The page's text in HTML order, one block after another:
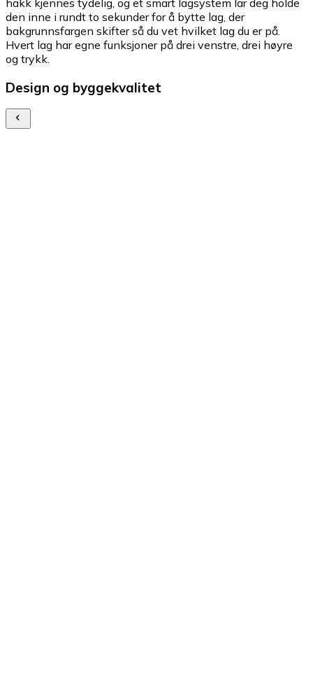
den inne i rundt to sekunder for å bytte lag, der
bakgrunnsfargen skifter så du vet hvilket lag du er på.
Hvert lag har egne funksjoner på drei venstre, drei høyre
og trykk.
Design og byggekvalitet